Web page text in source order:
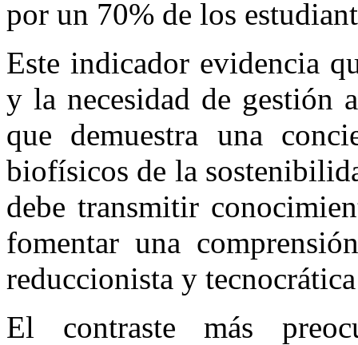
por un 70% de los
Este indicador evidencia
y la necesidad de gestión
que demuestra una
biofísicos de la
debe transmitir
fomentar una
reduccionista y
El contraste más